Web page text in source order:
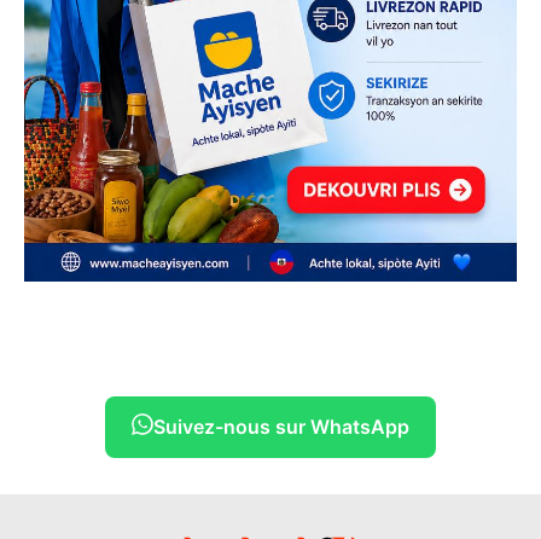
Suivez-nous sur WhatsApp